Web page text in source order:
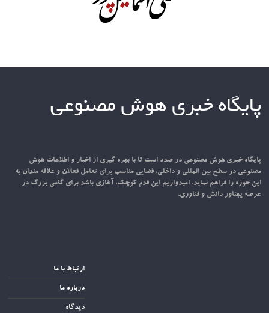
پایگاه خبری هوش مصنوعی
پایگاه خبری هوش مصنوعی در صدد است تا با بهره گیری از اخبار و اطلاعات هوش
مصنوعی در سطح بین المللی و داخلی، فضایی مناسب برای تعامل فعالان و علاقه مندان به
این حوزه را فراهم نماید. امیدواریم این قدم کوچک، آغازی باشد برای گامی بزرگ در
عرصه پهناور دانش و فناوری.
ارتباط با ما
درباره ما
دیدگاه